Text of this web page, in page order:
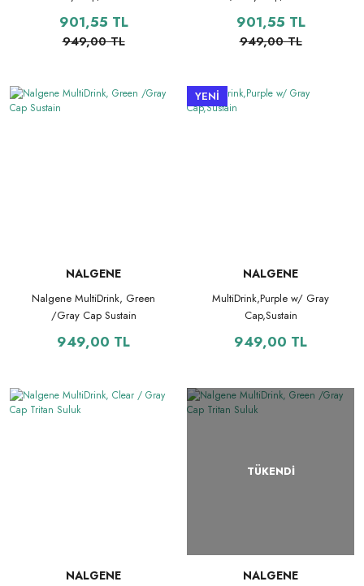
901,55 TL
949,00 TL
901,55 TL
949,00 TL
NALGENE
Nalgene MultiDrink, Green
/Gray Cap Sustain
949,00 TL
YENİ
NALGENE
MultiDrink,Purple w/ Gray
Cap,Sustain
949,00 TL
NALGENE
TÜKENDİ
NALGENE